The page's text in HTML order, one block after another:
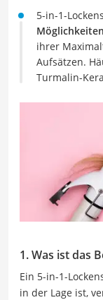
5-in-1-
Möglichkeiten
ihrer
Aufsätzen.
Turmalin-
1. Was ist das
Ein 5-in-1-
in der Lage ist,